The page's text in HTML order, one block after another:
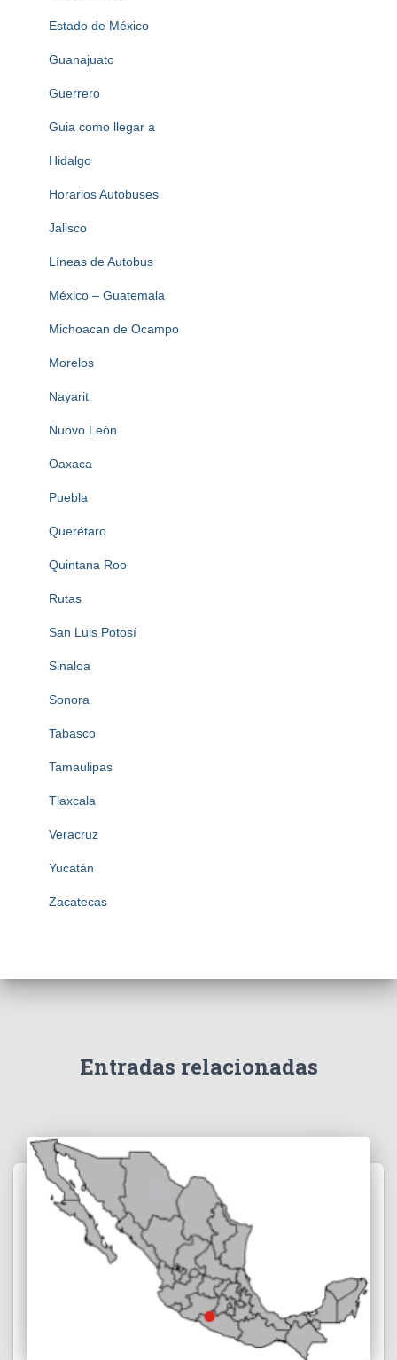
Estado de México
Guanajuato
Guerrero
Guia como llegar a
Hidalgo
Horarios Autobuses
Jalisco
Líneas de Autobus
México – Guatemala
Michoacan de Ocampo
Morelos
Nayarit
Nuovo León
Oaxaca
Puebla
Querétaro
Quintana Roo
Rutas
San Luis Potosí
Sinaloa
Sonora
Tabasco
Tamaulipas
Tlaxcala
Veracruz
Yucatán
Zacatecas
Entradas relacionadas